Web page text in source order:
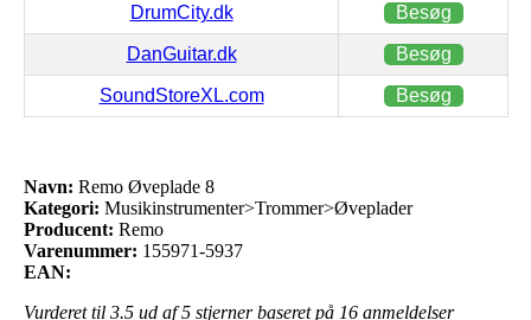
DrumCity.dk Besøg
DanGuitar.dk Besøg
SoundStoreXL.com Besøg
Navn: Remo Øveplade 8
Kategori: Musikinstrumenter>Trommer>Øveplader
Producent: Remo
Varenummer: 155971-5937
EAN:
Vurderet til 3.5 ud af 5 stjerner baseret på 16 anmeldelser